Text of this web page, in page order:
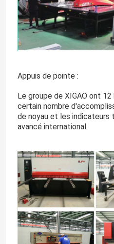
Appuis de pointe :
Le groupe de XIGAO ont
certain nombre
de noyau et les indicateurs
avancé international.